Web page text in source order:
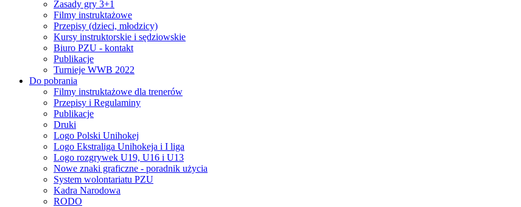
Zasady gry 3+1
Filmy instruktażowe
Przepisy (dzieci, młodzicy)
Kursy instruktorskie i sędziowskie
Biuro PZU - kontakt
Publikacje
Turnieje WWB 2022
Do pobrania
Filmy instruktażowe dla trenerów
Przepisy i Regulaminy
Publikacje
Druki
Logo Polski Unihokej
Logo Ekstraliga Unihokeja i I liga
Logo rozgrywek U19, U16 i U13
Nowe znaki graficzne - poradnik użycia
System wolontariatu PZU
Kadra Narodowa
RODO